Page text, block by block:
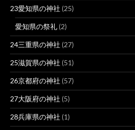
23愛知県の神社 (25)
愛知県の祭礼 (2)
24三重県の神社 (27)
25滋賀県の神社 (51)
26京都府の神社 (57)
27大阪府の神社 (5)
28兵庫県の神社 (1)